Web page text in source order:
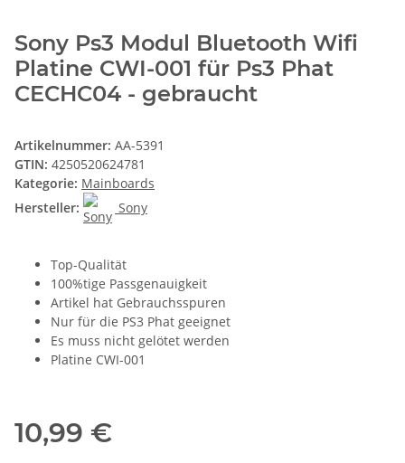
Sony Ps3 Modul Bluetooth Wifi
Platine CWI-001 für Ps3 Phat
CECHC04 - gebraucht
Artikelnummer: AA-5391
GTIN: 4250520624781
Kategorie: Mainboards
Hersteller:
Sony
Top-Qualität
100%tige Passgenauigkeit
Artikel hat Gebrauchsspuren
Nur für die PS3 Phat geeignet
Es muss nicht gelötet werden
Platine CWI-001
10,99 €